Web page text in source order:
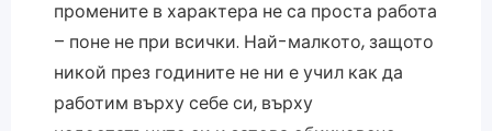
промените в характера не са проста работа
– поне не при всички. Най-малкото, защото
никой през годините не ни е учил как да
работим върху себе си, върху